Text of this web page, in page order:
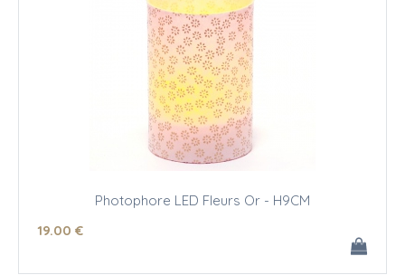
Photophore LED Fleurs Or - H9CM
19.00 €